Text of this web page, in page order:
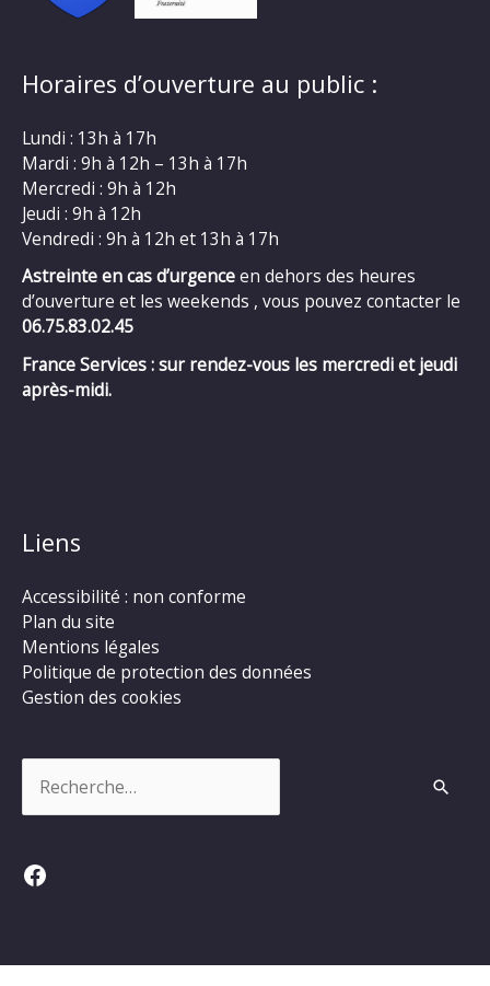
Horaires d’ouverture au public :
Lundi : 13h à 17h
Mardi : 9h à 12h – 13h à 17h
Mercredi : 9h à 12h
Jeudi : 9h à 12h
Vendredi : 9h à 12h et 13h à 17h
Astreinte en cas d’urgenceen dehors des heures
d’ouverture et les weekends , vous pouvez contacter le
06.75.83.02.45
France Services : sur rendez-vous les mercredi et jeudi
après-midi.
Liens
Accessibilité : non conforme
Plan du site
Mentions légales
Politique de protection des données
Gestion des cookies
Facebook